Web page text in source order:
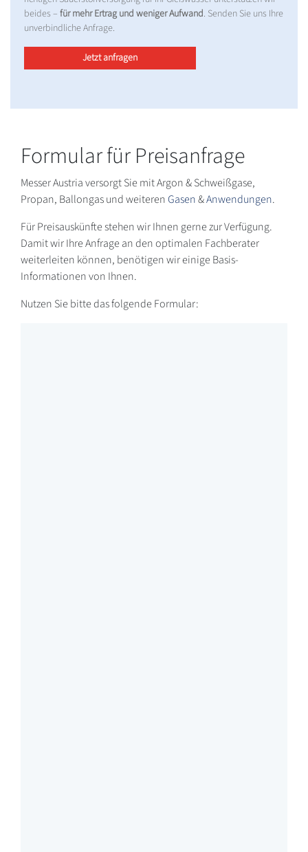
beides – für mehr Ertrag und weniger Aufwand. Senden Sie uns Ihre
unverbindliche Anfrage.
Jetzt anfragen
Formular für Preisanfrage
Messer Austria versorgt Sie mit Argon & Schweißgase,
Propan, Ballongas und weiterenGasen&Anwendungen.
Für Preisauskünfte stehen wir Ihnen gerne zur Verfügung.
Damit wir Ihre Anfrage an den optimalen Fachberater
weiterleiten können, benötigen wir einige Basis-
Informationen von Ihnen.
Nutzen Sie bitte das folgende Formular: